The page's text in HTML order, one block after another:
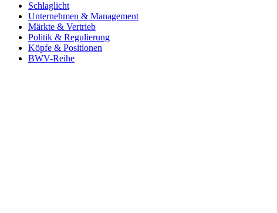
Schlaglicht
Unternehmen & Management
Märkte & Vertrieb
Politik & Regulierung
Köpfe & Positionen
BWV-Reihe